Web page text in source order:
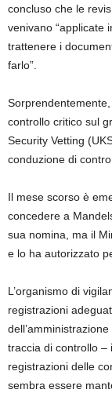
concluso che le
venivano “applicate
trattenere i
farlo”.
controllo critico sul
Security Vetting
conduzione di
Il mese scorso è
concedere a
sua nomina, ma il
e lo ha autorizzato
L’organismo di
registrazioni
traccia di controllo –
registrazioni delle
sembra essere